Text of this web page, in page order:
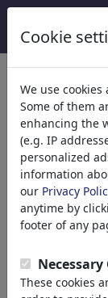
Cookie
We use
Some of them
enhancing the
(e.g. IP
personalized
information
our Privacy
anytime by
footer of any
Necessary
These cookies